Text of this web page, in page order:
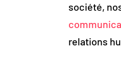
société,
relations